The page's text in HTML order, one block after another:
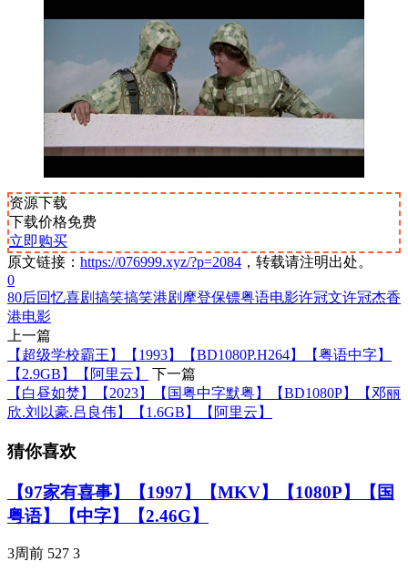
资源下载
下载价格免费
立即购买
原文链接： https://076999.xyz/?p=2084 ，转载请注明出处。
0
80后回忆喜剧搞笑搞笑港剧 摩登保镖粤语电影许冠文许冠杰香
港电影
上一篇
【超级学校霸王】【1993】【BD1080P.H264】【粤语中字】
【2.9GB】【阿里云】
下一篇
【白昼如焚】【2023】【国粤中字默粤】【BD1080P】【邓丽
欣.刘以豪.吕良伟】【1.6GB】【阿里云】
猜你喜欢
【97家有喜事】【1997】【MKV】【1080P】【国
粤语】【中字】【2.46G】
3周前 527 3